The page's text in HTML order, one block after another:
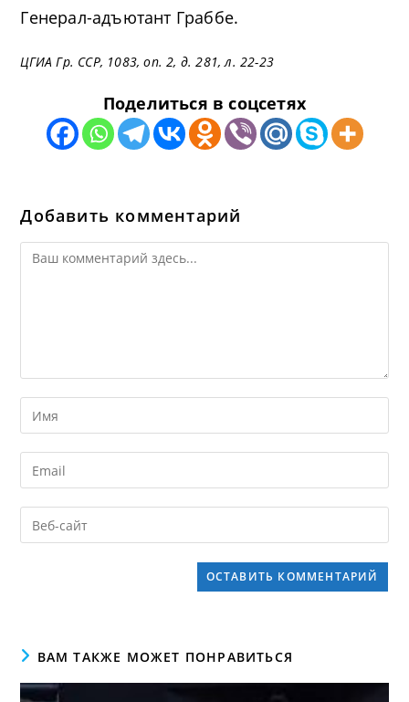
Генерал-адъютант Граббе.
ЦГИА Гр. ССР, 1083, оп. 2, д. 281, л. 22-23
Поделиться в соцсетях
Добавить комментарий
ВАМ ТАКЖЕ МОЖЕТ ПОНРАВИТЬСЯ